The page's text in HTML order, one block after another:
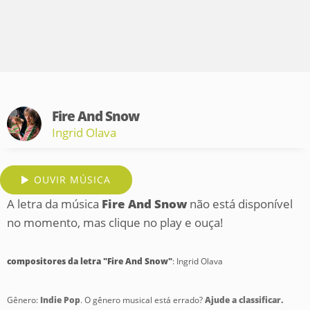
Fire And Snow
Ingrid Olava
OUVIR MÚSICA
A letra da música Fire And Snow não está disponível
no momento, mas clique no play e ouça!
compositores da letra "Fire And Snow": Ingrid Olava
Gênero: Indie Pop. O gênero musical está errado?Ajude a classificar.